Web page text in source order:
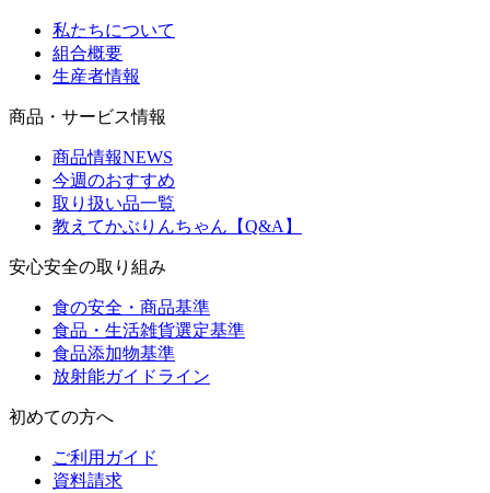
私たちについて
組合概要
生産者情報
商品・サービス情報
商品情報NEWS
今週のおすすめ
取り扱い品一覧
教えてかぶりんちゃん【Q&A】
安心安全の取り組み
食の安全・商品基準
食品・生活雑貨選定基準
食品添加物基準
放射能ガイドライン
初めての方へ
ご利用ガイド
資料請求